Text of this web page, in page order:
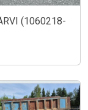
(1060218-